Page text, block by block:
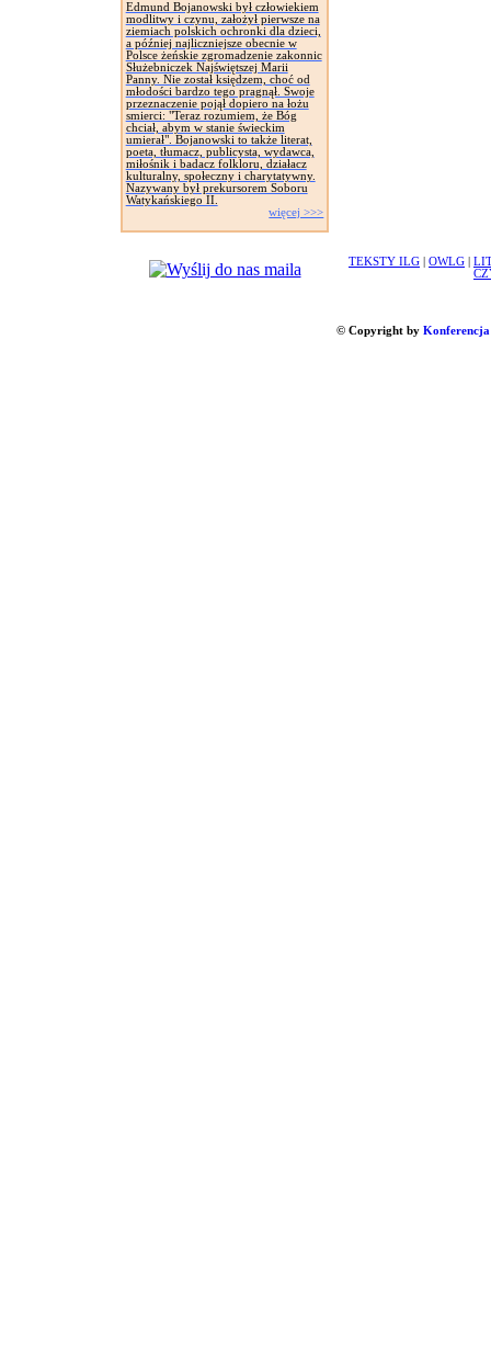
Edmund Bojanowski był człowiekiem
modlitwy i czynu, założył pierwsze na
ziemiach polskich ochronki dla dzieci,
a później najliczniejsze obecnie w
Polsce żeńskie zgromadzenie zakonnic
Służebniczek Najświętszej Marii
Panny. Nie został księdzem, choć od
młodości bardzo tego pragnął. Swoje
przeznaczenie pojął dopiero na łożu
smierci: "Teraz rozumiem, że Bóg
chciał, abym w stanie świeckim
umierał". Bojanowski to także literat,
poeta, tłumacz, publicysta, wydawca,
miłośnik i badacz folkloru, działacz
kulturalny, społeczny i charytatywny.
Nazywany był prekursorem Soboru
Watykańskiego II.
więcej >>>
TEKSTY ILG OWLG
© Copyright by Konferencja